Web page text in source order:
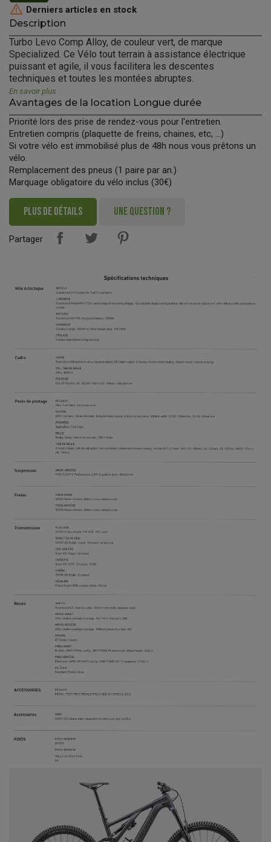
 Derniers articles en stock
Description
Turbo Levo Comp Alloy, de couleur vert, de marque
Specialized. Ce Vélo tout terrain à assistance électrique
puissant et agile, il vous facilitera les descentes
techniques et toutes les montées abruptes.
En savoir plus
Avantages de la location Longue durée
Priorité lors des prise de rendez-vous pour l'entretien.
Entretien compris (plaquette de freins, chaines, etc, ...)
Si votre vélo est immobilisé plus de 48h nous vous prêtons un
vélo.
Remplacement des pneus (1 paire par an.)
Marquage obligatoire du vélo inclus (30€)
PLUS DE DÉTAILS UNE QUESTION ?
Partager